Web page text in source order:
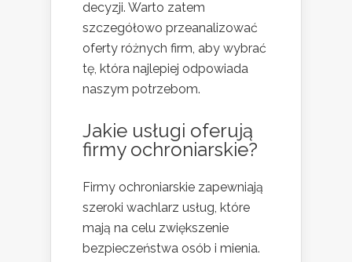
decyzji. Warto zatem
szczegółowo przeanalizować
oferty różnych firm, aby wybrać
tę, która najlepiej odpowiada
naszym potrzebom.
Jakie usługi oferują
firmy ochroniarskie?
Firmy ochroniarskie zapewniają
szeroki wachlarz usług, które
mają na celu zwiększenie
bezpieczeństwa osób i mienia.